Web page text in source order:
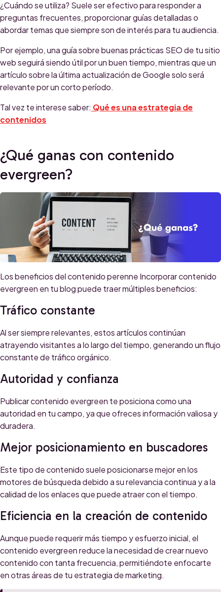
¿Cuándo se utiliza? Suele ser efectivo para responder a
preguntas frecuentes, proporcionar guías detalladas o
abordar temas que siempre son de interés para tu audiencia.
Por ejemplo, una guía sobre buenas prácticas SEO de tu sitio
web seguirá siendo útil por un buen tiempo, mientras que un
artículo sobre la última actualización de Google solo será
relevante por un corto período.
Tal vez te interese saber: Qué es una estrategia de
contenidos
¿Qué ganas con contenido
evergreen?
Los beneficios del contenido perenne Incorporar contenido
evergreen en tu blog puede traer múltiples beneficios:
Tráfico constante
Al ser siempre relevantes, estos artículos continúan
atrayendo visitantes a lo largo del tiempo, generando un flujo
constante de tráfico orgánico.
Autoridad y confianza
Publicar contenido evergreen te posiciona como una
autoridad en tu campo, ya que ofreces información valiosa y
duradera.
Mejor posicionamiento en buscadores
Este tipo de contenido suele posicionarse mejor en los
motores de búsqueda debido a su relevancia continua y a la
calidad de los enlaces que puede atraer con el tiempo.
Eficiencia en la creación de contenido
Aunque puede requerir más tiempo y esfuerzo inicial, el
contenido evergreen reduce la necesidad de crear nuevo
contenido con tanta frecuencia, permitiéndote enfocarte
en otras áreas de tu estrategia de marketing.